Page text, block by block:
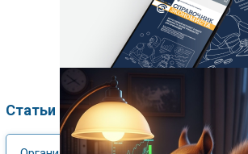
Статьи по рубрикам